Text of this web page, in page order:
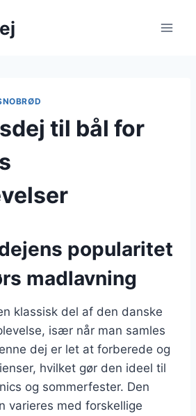
til bål for
popularitet
madlavning
klassisk del af den danske
især når man samles
dej er let at forberede og
hvilket gør den ideel til
og sommerfester. Den
varieres med forskellige